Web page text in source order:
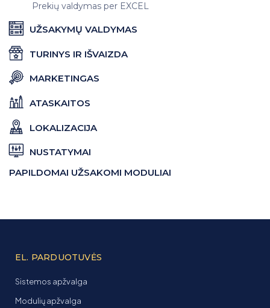
Prekių valdymas per EXCEL
UŽSAKYMŲ VALDYMAS
TURINYS IR IŠVAIZDA
MARKETINGAS
ATASKAITOS
LOKALIZACIJA
NUSTATYMAI
PAPILDOMAI UŽSAKOMI MODULIAI
EL. PARDUOTUVĖS
Sistemos apžvalga
Modulių apžvalga